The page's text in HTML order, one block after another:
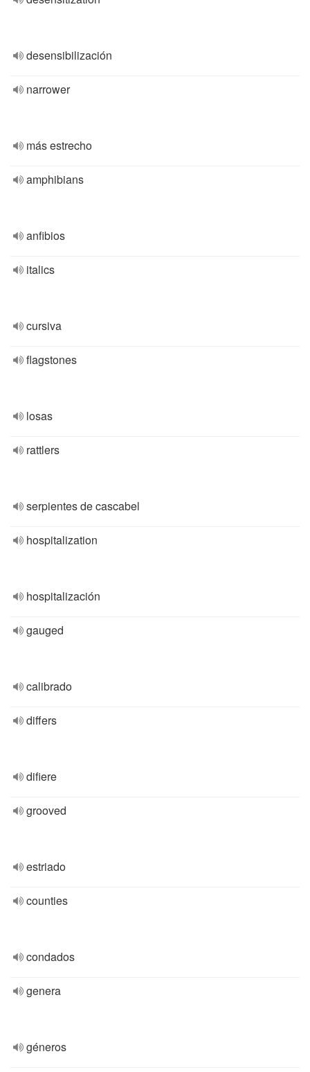
desensibilización
narrower
más estrecho
amphibians
anfibios
italics
cursiva
flagstones
losas
rattlers
serpientes de cascabel
hospitalization
hospitalización
gauged
calibrado
differs
difiere
grooved
estriado
counties
condados
genera
géneros